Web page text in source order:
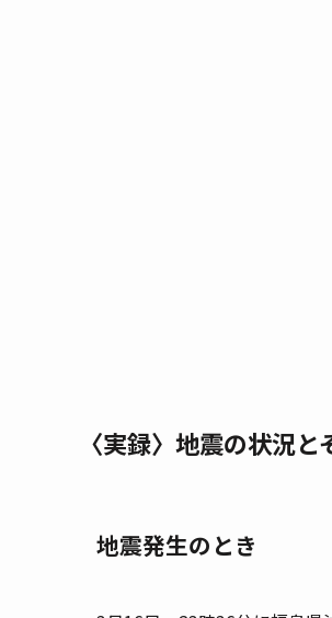
〈実録〉地震の状況
地震発生のとき